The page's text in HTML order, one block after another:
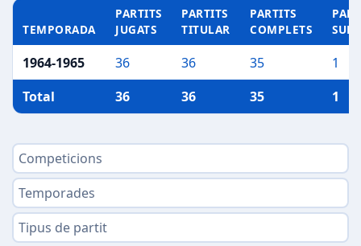
TEMPORADA
PARTITS
JUGATS
PARTITS
TITULAR
PARTITS
COMPLETS
1964-1965 36 36 35
1
Total
36 36 35 1